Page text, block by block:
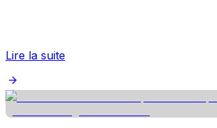
Lire la suite